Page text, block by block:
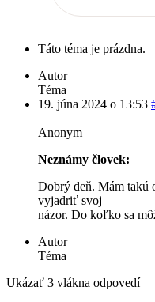
Táto téma je prázdna.
Autor
Téma
19. júna 2024 o 13:53
Anonym
Neznámy človek:
Dobrý deň. Mám takú
vyjadriť svoj
názor. Do koľko sa
Autor
Téma
Ukázať 3 vlákna odpovedí